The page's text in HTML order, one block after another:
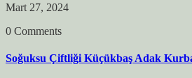
Mart 27, 2024
0 Comments
Soğuksu Çiftliği Küçükbaş Adak